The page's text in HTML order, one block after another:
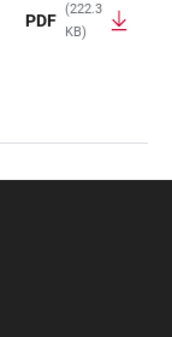
PDF
(222.3
KB)